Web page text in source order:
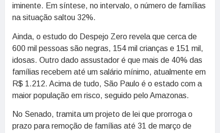
iminente. Em síntese, no intervalo, o número de famílias
na situação saltou 32%.
Ainda, o estudo do Despejo Zero revela que cerca de
600 mil pessoas são negras, 154 mil crianças e 151 mil,
idosas. Outro dado assustador é que mais de 40% das
famílias recebem até um salário mínimo, atualmente em
R$ 1.212. Acima de tudo, São Paulo é o estado com a
maior população em risco, seguido pelo Amazonas.
No Senado, tramita um projeto de lei que prorroga o
prazo para remoção de famílias até 31 de março de